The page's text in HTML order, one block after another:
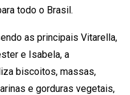
todo o Brasil.
as principais Vitarella,
e Isabela, a
biscoitos, massas,
e gorduras vegetais,